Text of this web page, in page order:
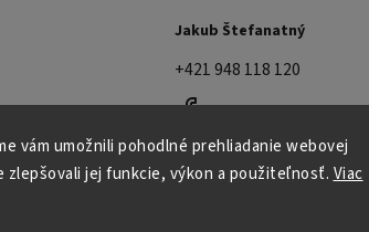
vám umožnili pohodlné prehliadanie webovej
zlepšovali jej funkcie, výkon a použiteľnosť. Viac
Jakub Štefanatný
+421 948 118 120